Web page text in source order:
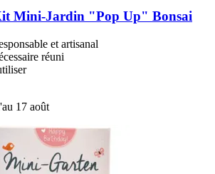
Mini-​Jardin "Pop Up" Bonsai
et artisanal
réuni
17 août